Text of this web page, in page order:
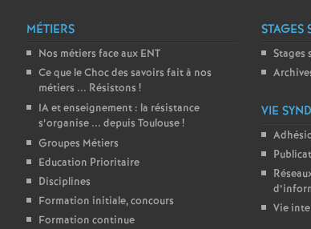
MÉTIERS
Nos métiers face aux ENT
Ce que le Choc des savoirs fait à nos
métiers ... Résistons !
IA et enseignement : la résistance
s’organise ... depuis Toulouse!
Groupes Métiers
Education Prioritaire
Disciplines
Formation initiale, concours
Formation continue
STAGES
Stages
VIE
Vie